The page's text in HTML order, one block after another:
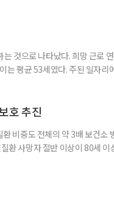
축 방안’ 보고서는 고
것으로 나타났다. 희망 근로
는 평균 53세였다. 주된 일자리
하는 비중은
호 추진
비중도 전체의 약 3배 보건소
환 사망자 절반 이상이 80세 이
. 연령별 환자 수